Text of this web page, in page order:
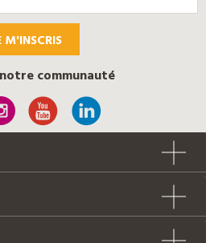
M'INSCRIS
communauté